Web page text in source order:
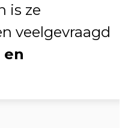
is ze
veelgevraagd